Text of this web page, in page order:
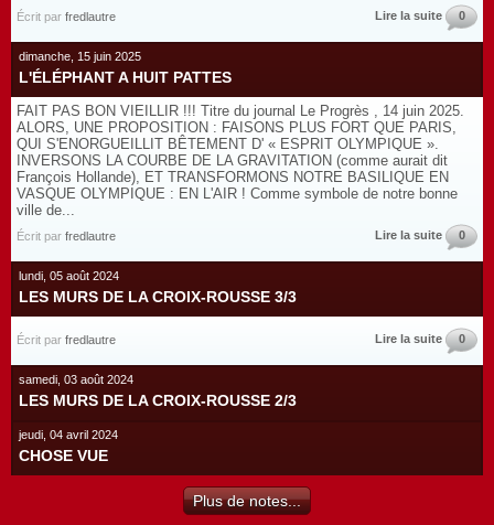
Écrit par fredlautre Lire la suite 0
dimanche, 15 juin 2025
L'ÉLÉPHANT A HUIT PATTES
FAIT PAS BON VIEILLIR !!! Titre du journal Le Progrès , 14 juin 2025.
ALORS, UNE PROPOSITION : FAISONS PLUS FORT QUE PARIS,
QUI S'ENORGUEILLIT BÊTEMENT D' « ESPRIT OLYMPIQUE ».
INVERSONS LA COURBE DE LA GRAVITATION (comme aurait dit
François Hollande), ET TRANSFORMONS NOTRE BASILIQUE EN
VASQUE OLYMPIQUE : EN L'AIR ! Comme symbole de notre bonne
ville de...
Écrit par fredlautre Lire la suite 0
lundi, 05 août 2024
LES MURS DE LA CROIX-ROUSSE 3/3
Écrit par fredlautre Lire la suite 0
samedi, 03 août 2024
LES MURS DE LA CROIX-ROUSSE 2/3
jeudi, 04 avril 2024
CHOSE VUE
Plus de notes...